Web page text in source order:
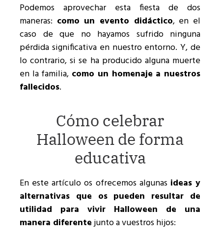
Podemos aprovechar esta fiesta de dos
maneras: como un evento didáctico, en el
caso de que no hayamos sufrido ninguna
pérdida significativa en nuestro entorno. Y, de
lo contrario, si se ha producido alguna muerte
en la familia, como un homenaje a nuestros
fallecidos.
Cómo celebrar
Halloween de forma
educativa
En este artículo os ofrecemos algunas ideas y
alternativas que os pueden resultar de
utilidad para vivir Halloween de una
manera diferentejunto a vuestros hijos: